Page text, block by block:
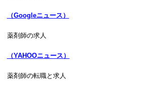
（Googleニュース）
薬剤師の求人
（YAHOOニュース）
薬剤師の転職と求人